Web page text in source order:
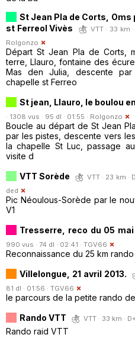
St Jean Pla de Corts,
st Ferreol Vivès
VTT · 33 km
Rolgonzo
Départ St Jean Pla de Corts,
terre, Llauro, fontaine des
Mas den Julia, descente
chapelle st Ferreo
St jean, Llauro, le boulou
· 1308 vus · 95 dl · 01:55 · Rolgonzo
Boucle au départ de St Jean
par les pistes, descente vers
la chapelle St Luc, passage
visite d
VTT Sorède
VTT · 23 km ·
ded
Pic Néoulous-Sorède par le
V1
Tresserre, reco du 05 mai
990 vus · 74 dl · 02:41 · TGV66
Reconnaissance du 25 km
Villelongue, 21 avril 2013.
81 dl · 01:56 · TGV66
le parcours de la petite rando
Rando VTT
VTT · 33 km ·
Rando raid VTT